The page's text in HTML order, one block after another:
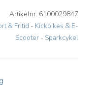
Artikelnr: 6100029847
& Fritid - Kickbikes & E-
Scooter - Sparkcykel